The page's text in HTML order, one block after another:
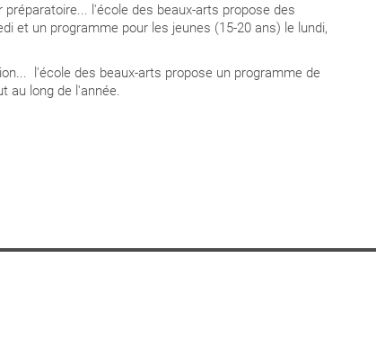
l'école des beaux-arts propose des
et un programme pour les jeunes (15-20 ans) le lundi,
l'école des beaux-arts propose un programme de
au long de l'année.